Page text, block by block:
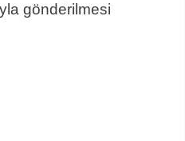
gönderilmesi